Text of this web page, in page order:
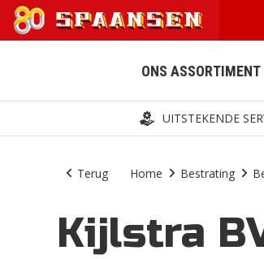
ONS ASSORTIMENT
AFWATERING
UITSTEKENDE
Terug Home Bestrating
Kijlstra